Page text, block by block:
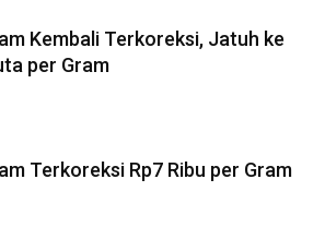
Kembali Terkoreksi, Jatuh ke
per Gram
Terkoreksi Rp7 Ribu per Gram